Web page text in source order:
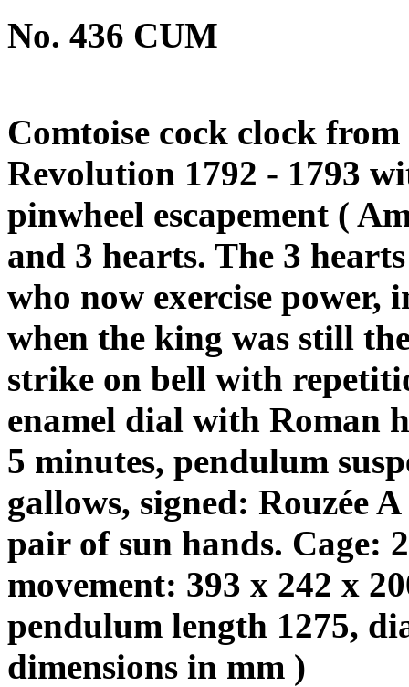
No. 436 CUM
Comtoise cock clock
Revolution 1792 - 1793
pinwheel escapement (
and 3 hearts. The 3
who now exercise power,
when the king was still
strike on bell with
enamel dial with Roman
5 minutes, pendulum
gallows, signed: Rouzée
pair of sun hands. Cage:
movement: 393 x 242 x
pendulum length 1275,
dimensions in mm )